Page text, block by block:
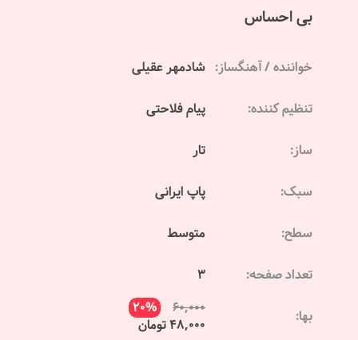
بی احساس
خواننده / آهنگساز: شادمهر عقیلی
تنظیم کننده: پیام فلاحتی
ساز: تار
سبک: پاپ ایرانی
سطح: متوسط
تعداد صفحه: 3
بها: 60,000
20%
48,000 تومان